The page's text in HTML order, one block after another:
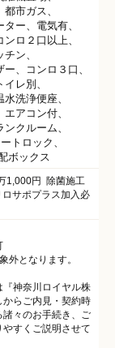
都市ガス
ター
電気有
ンロ２口以上
チン
ー
コンロ３口
イレ別
水洗浄便座
エアコン付
ンクルーム
トロック
ボックス
1,000円 除菌施工
サポプラス加入必
外となります。
神奈川ロイヤル株
らご内見・契約時
々のお手続き、ご
やすくご説明させて